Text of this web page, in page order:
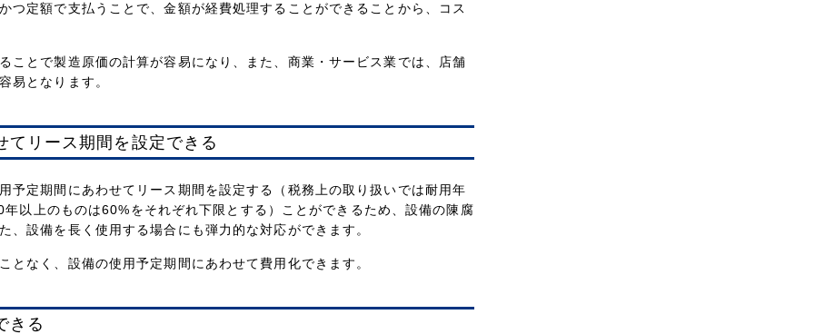
つ定額で支払うことで、金額が経費処理することができることから、コス
ことで製造原価の計算が容易になり、また、商業・サービス業では、店舗
易となります。
てリース期間を設定できる
予定期間にあわせてリース期間を設定する（税務上の取り扱いでは耐用年
以上のものは60%をそれぞれ下限とする）ことができるため、設備の陳腐
、設備を長く使用する場合にも弾力的な対応ができます。
となく、設備の使用予定期間にあわせて費用化できます。
きる